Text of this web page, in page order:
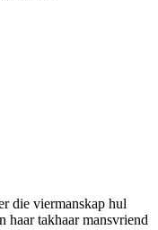
die viermanskap hul
haar takhaar mansvriend